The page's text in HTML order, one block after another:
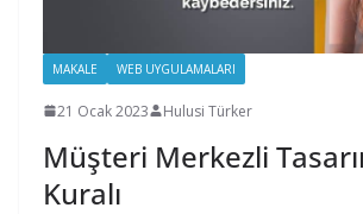
MAKALE WEB UYGULAMALARI
21 Ocak 2023 Hulusi Türker
Müşteri Merkezli
Kuralı